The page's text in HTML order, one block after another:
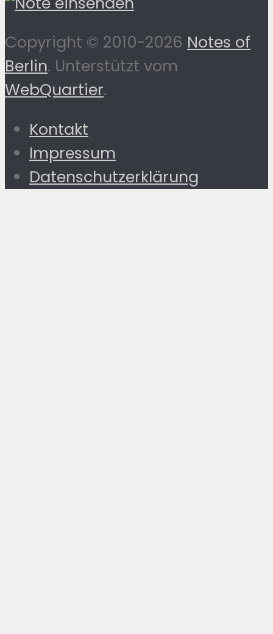
Copyright © 2010-2026 Notes of
Berlin. Unterstützt vom
WebQuartier.
Kontakt
Impressum
Datenschutzerklärung